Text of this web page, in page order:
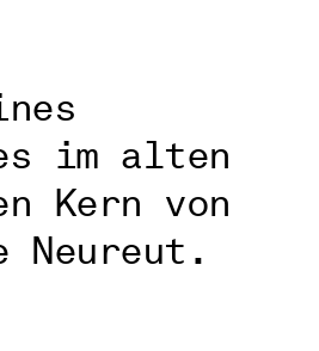
im alten
Kern von
Neureut.